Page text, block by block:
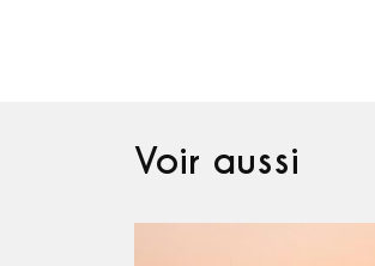
Voir aussi